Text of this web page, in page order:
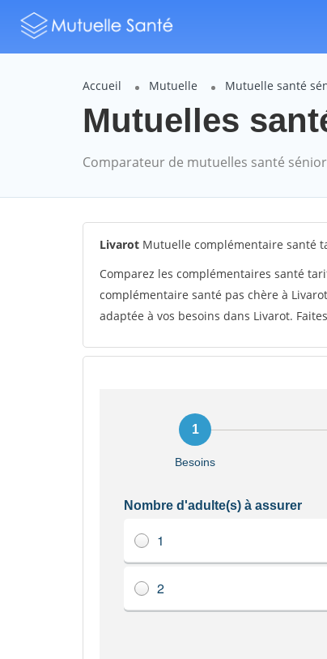
Accueil Mutuelle Mutuelle santé
Mutuelles
Comparateur de mutuelles santé
Livarot Mutuelle complémentaire santé
Comparez les complémentaires santé
complémentaire santé pas chère à
adaptée à vos besoins dans Livarot.